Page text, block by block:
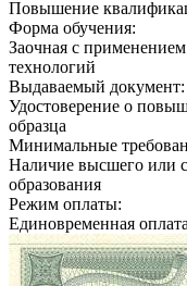
Повышение
Форма обучения:
Заочная с
технологий
Выдаваемый документ:
Удостоверение о
образца
Минимальные
Наличие высшего или
образования
Режим оплаты:
Единовременная